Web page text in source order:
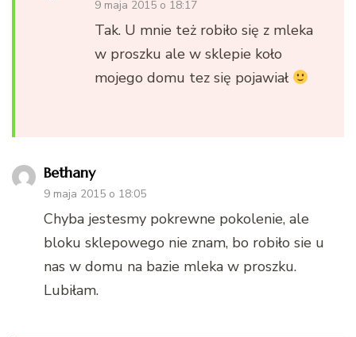
9 maja 2015 o 18:17
Tak. U mnie też robiło się z mleka
w proszku ale w sklepie koło
mojego domu tez się pojawiał
Bethany
9 maja 2015 o 18:05
Chyba jestesmy pokrewne pokolenie, ale
bloku sklepowego nie znam, bo robiło sie u
nas w domu na bazie mleka w proszku.
Lubiłam.